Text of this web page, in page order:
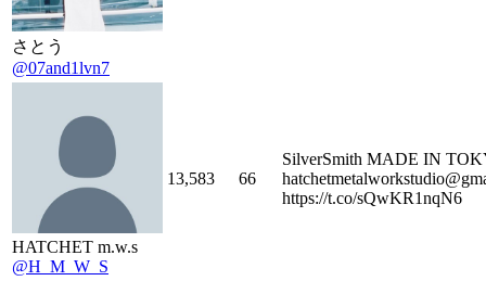
さとう
@07and1lvn7
HATCHET m.w.s
@H_M_W_S
13,583 66
SilverSmith MADE IN
https://t.co/sQwKR1nqN6